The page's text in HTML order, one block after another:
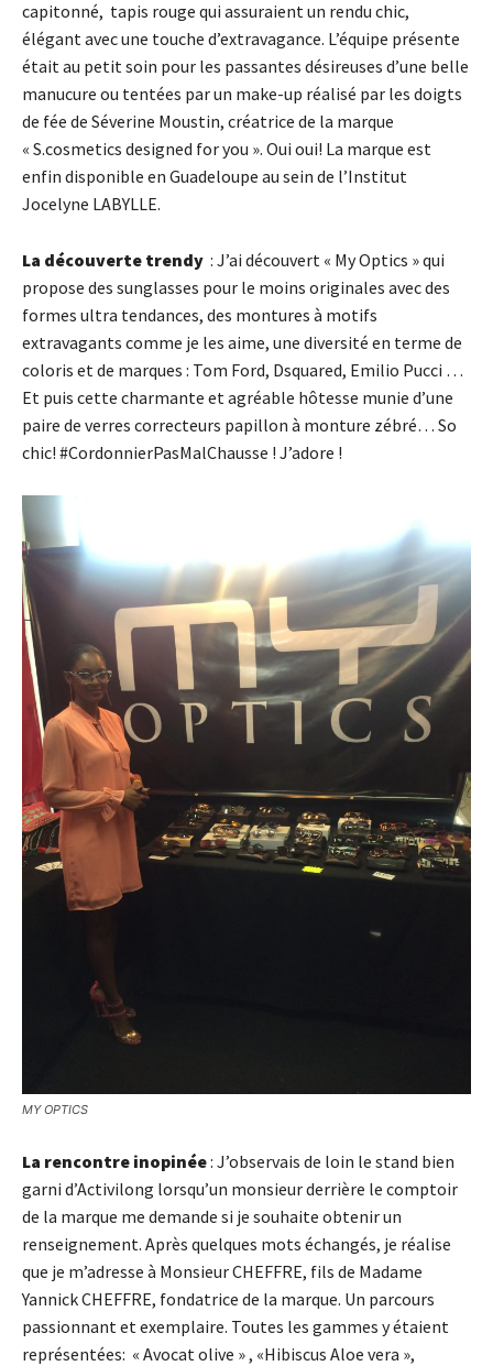
capitonné, tapis rouge qui assuraient un rendu chic,
élégant avec une touche d’extravagance. L’équipe présente
était au petit soin pour les passantes désireuses d’une belle
manucure ou tentées par un make-up réalisé par les doigts
de fée de Séverine Moustin, créatrice de la marque
« S.cosmetics designed for you ». Oui oui! La marque est
enfin disponible en Guadeloupe au sein de l’Institut
Jocelyne LABYLLE.
La découverte trendy : J’ai découvert « My Optics » qui
propose des sunglasses pour le moins originales avec des
formes ultra tendances, des montures à motifs
extravagants comme je les aime, une diversité en terme de
coloris et de marques : Tom Ford, Dsquared, Emilio Pucci …
Et puis cette charmante et agréable hôtesse munie d’une
paire de verres correcteurs papillon à monture zébré… So
chic! #CordonnierPasMalChausse ! J’adore !
MY OPTICS
La rencontre inopinée: J’observais de loin le stand bien
garni d’Activilong lorsqu’un monsieur derrière le comptoir
de la marque me demande si je souhaite obtenir un
renseignement. Après quelques mots échangés, je réalise
que je m’adresse à Monsieur CHEFFRE, fils de Madame
Yannick CHEFFRE, fondatrice de la marque. Un parcours
passionnant et exemplaire. Toutes les gammes y étaient
représentées: « Avocat olive » , «Hibiscus Aloe vera »,